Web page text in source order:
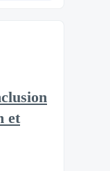
et